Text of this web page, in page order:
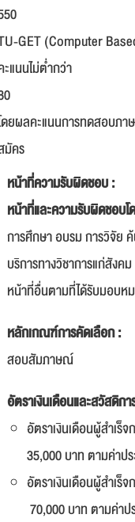
GET (Computer
แนนไม่ต่ำกว่า
ดยผลคะแนนการทดสอบภา
มัคร
หน้าที่ความรับผิดชอบ :
หน้าที่และความรับผิดชอบ
การศึกษา อบรม การวิจัย
บริการทางวิชาการแก่สัง
หน้าที่อื่นตามที่ได้รับมอบห
หลักเกณฑ์การคัดเลือก :
สอบสัมภาษณ์
อัตราเงินเดือนและสวัสดิกา
อัตราเงินเดือนผู้สำเ
35,000 บาท ตามค่าป
อัตราเงินเดือนผู้สำเ
70,000 บาท ตามค่า